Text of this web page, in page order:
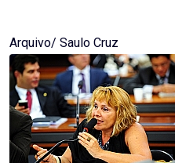
Arquivo/ Saulo Cruz